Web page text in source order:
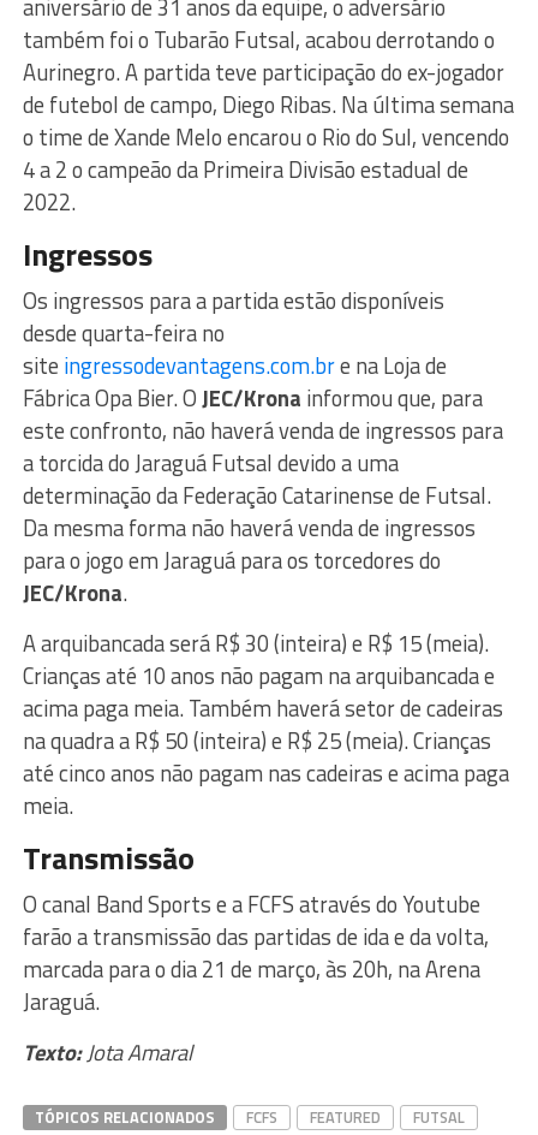
aniversário de 31 anos da equipe, o adversário
também foi o Tubarão Futsal, acabou derrotando o
Aurinegro. A partida teve participação do ex-jogador
de futebol de campo, Diego Ribas. Na última semana
o time de Xande Melo encarou o Rio do Sul, vencendo
4 a 2 o campeão da Primeira Divisão estadual de
2022.
Ingressos
Os ingressos para a partida estão disponíveis
desde quarta-feira no
site ingressodevantagens.com.bre na Loja de
Fábrica Opa Bier. OJEC/Krona informou que, para
este confronto, não haverá venda de ingressos para
a torcida do Jaraguá Futsal devido a uma
determinação da Federação Catarinense de Futsal.
Da mesma forma não haverá venda de ingressos
para o jogo em Jaraguá para os torcedores do
JEC/Krona.
A arquibancada será R$ 30 (inteira) e R$ 15 (meia).
Crianças até 10 anos não pagam na arquibancada e
acima paga meia. Também haverá setor de cadeiras
na quadra a R$ 50 (inteira) e R$ 25 (meia). Crianças
até cinco anos não pagam nas cadeiras e acima paga
meia.
Transmissão
O canal Band Sports e a FCFS através do Youtube
farão a transmissão das partidas de ida e da volta,
marcada para o dia 21 de março, às 20h, na Arena
Jaraguá.
Texto:Jota Amaral
TÓPICOS RELACIONADOS FCFS FEATURED
FUTSAL